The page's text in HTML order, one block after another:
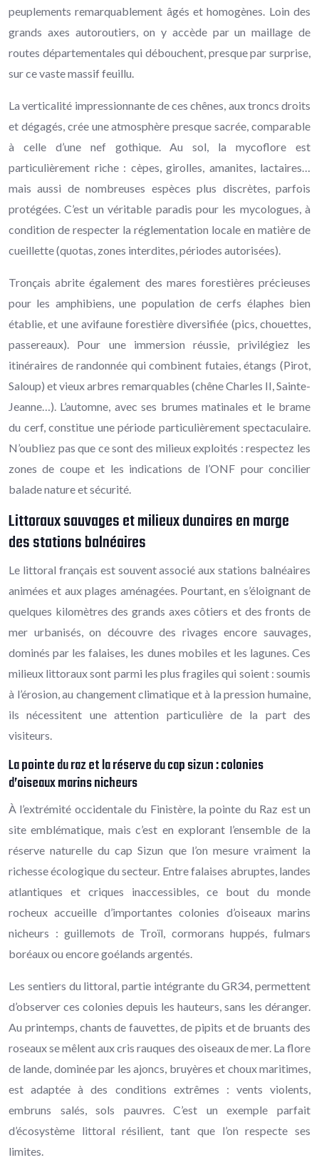
peuplements remarquablement âgés et homogènes. Loin des
grands axes autoroutiers, on y accède par un maillage de
routes départementales qui débouchent, presque par surprise,
sur ce vaste massif feuillu.
La verticalité impressionnante de ces chênes, aux troncs droits
et dégagés, crée une atmosphère presque sacrée, comparable
à celle d’une nef gothique. Au sol, la mycoflore est
particulièrement riche : cèpes, girolles, amanites, lactaires…
mais aussi de nombreuses espèces plus discrètes, parfois
protégées. C’est un véritable paradis pour les mycologues, à
condition de respecter la réglementation locale en matière de
cueillette (quotas, zones interdites, périodes autorisées).
Tronçais abrite également des mares forestières précieuses
pour les amphibiens, une population de cerfs élaphes bien
établie, et une avifaune forestière diversifiée (pics, chouettes,
passereaux). Pour une immersion réussie, privilégiez les
itinéraires de randonnée qui combinent futaies, étangs (Pirot,
Saloup) et vieux arbres remarquables (chêne Charles II, Sainte-
Jeanne…). L’automne, avec ses brumes matinales et le brame
du cerf, constitue une période particulièrement spectaculaire.
N’oubliez pas que ce sont des milieux exploités : respectez les
zones de coupe et les indications de l’ONF pour concilier
balade nature et sécurité.
Littoraux sauvages et milieux dunaires en marge
des stations balnéaires
Le littoral français est souvent associé aux stations balnéaires
animées et aux plages aménagées. Pourtant, en s’éloignant de
quelques kilomètres des grands axes côtiers et des fronts de
mer urbanisés, on découvre des rivages encore sauvages,
dominés par les falaises, les dunes mobiles et les lagunes. Ces
milieux littoraux sont parmi les plus fragiles qui soient : soumis
à l’érosion, au changement climatique et à la pression humaine,
ils nécessitent une attention particulière de la part des
visiteurs.
La pointe du raz et la réserve du cap sizun : colonies
d’oiseaux marins nicheurs
À l’extrémité occidentale du Finistère, la pointe du Raz est un
site emblématique, mais c’est en explorant l’ensemble de la
réserve naturelle du cap Sizun que l’on mesure vraiment la
richesse écologique du secteur. Entre falaises abruptes, landes
atlantiques et criques inaccessibles, ce bout du monde
rocheux accueille d’importantes colonies d’oiseaux marins
nicheurs : guillemots de Troïl, cormorans huppés, fulmars
boréaux ou encore goélands argentés.
Les sentiers du littoral, partie intégrante du GR34, permettent
d’observer ces colonies depuis les hauteurs, sans les déranger.
Au printemps, chants de fauvettes, de pipits et de bruants des
roseaux se mêlent aux cris rauques des oiseaux de mer. La flore
de lande, dominée par les ajoncs, bruyères et choux maritimes,
est adaptée à des conditions extrêmes : vents violents,
embruns salés, sols pauvres. C’est un exemple parfait
d’écosystème littoral résilient, tant que l’on respecte ses
limites.